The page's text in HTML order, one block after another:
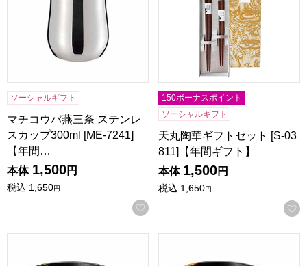
ソーシャルギフト
マチコウバ燕三条 ステンレ
スカップ300ml [ME-7241]
【年間…
本体 1,500円
税込 1,650円
お気に入りに登録する
150ボーナスポイント
ソーシャルギフト
天丸陶華ギフトセット [S-03
811]【年間ギフト】
本体 1,500円
税込 1,650円